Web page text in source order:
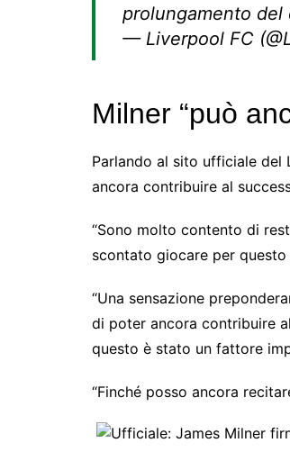
prolungamento del
— Liverpool FC
Milner “può
Parlando al sito ufficiale del
ancora contribuire al
“Sono molto contento di
scontato giocare per
“Una sensazione
di poter ancora contribuire
questo è stato un fattore
“Finché posso ancora